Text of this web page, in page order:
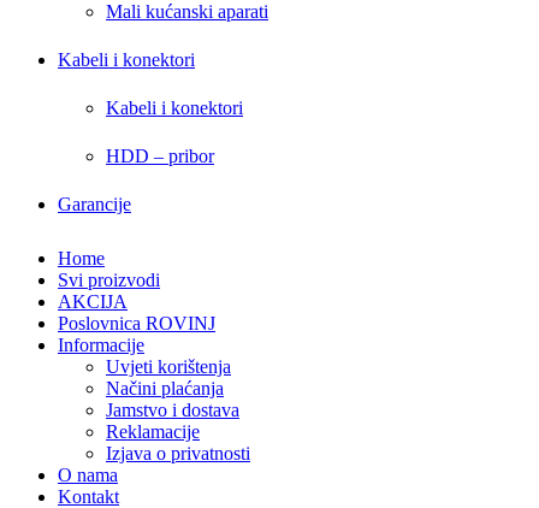
Mali kućanski aparati
Kabeli i konektori
Kabeli i konektori
HDD – pribor
Garancije
Home
Svi proizvodi
AKCIJA
Poslovnica ROVINJ
Informacije
Uvjeti korištenja
Načini plaćanja
Jamstvo i dostava
Reklamacije
Izjava o privatnosti
O nama
Kontakt